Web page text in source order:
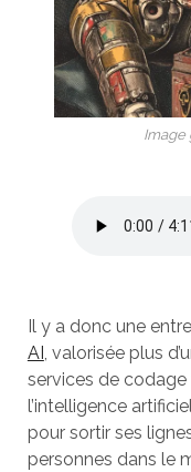
Image
Il y a donc une
AI , valorisée plus
services de
l’intelligence
pour sortir ses
personnes dans le